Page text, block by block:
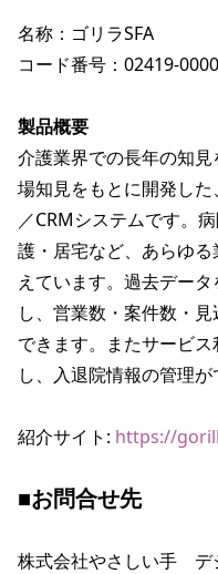
名称：ゴリラSFA
コード番号：02419-
製品概要
介護業界での長年の知
場知見をもとに開発し
／CRMシステムです。
護・居宅など、あらゆ
えています。過去デー
し、営業数・案件数・
できます。またサービ
し、入退院情報の管理が
紹介サイト: https://
■お問合せ先
株式会社やさしい手　